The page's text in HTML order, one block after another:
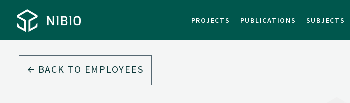
PROJECTS PUBLICATIONS SUBJECTS
BACK TO EMPLOYEES